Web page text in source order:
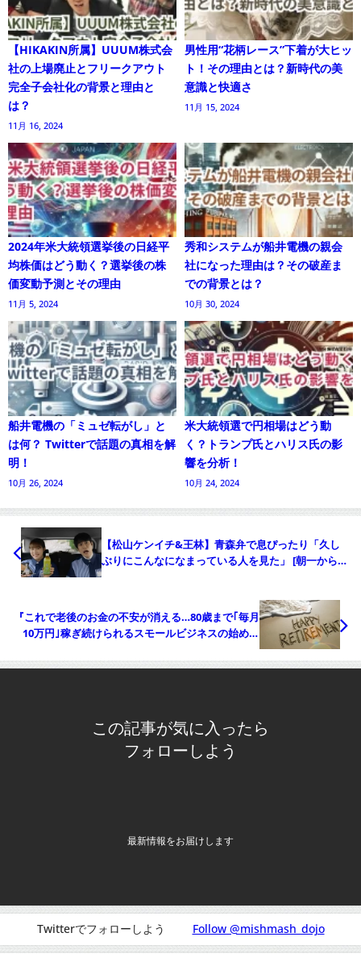
【HIKAKIN所属】UUUM株式会
社の上場廃止とフリークアウト
完全子会社化の背景と理由と
は？
11月 16, 2024
男性用“花柄レース”下着が大ヒッ
ト！その理由とは？新時代の美
意識と快適さ
11月 15, 2024
2024年米大統領選挙後の日経平
均株価はどう動く？選挙後の株
価変動予測とその理由
11月 5, 2024
秀和システムが船井電機の親会
社になった理由は？その破産ま
での背景とは？
10月 30, 2024
船井電機の「ミュゼ転がし」と
は何？ Twitterで話題の真相を解
明！
10月 26, 2024
米大統領選で円相場はどう動
く？トランプ氏とハリス氏の影
響を分析！
10月 24, 2024
【松山ケンイチ&王林】青森弁で息ぴったり「久し
ぶりにこんなになまっている人を見た」 [朝一から閉
『これで老後のお金の不安が消える…80歳まで｢毎月
10万円｣稼ぎ続けられるスモールビジネスの始め方
る』についてまとめてみた
この記事が気に入ったら
フォローしよう
最新情報をお届けします
Twitterでフォローしよう Follow @mishmash_dojo